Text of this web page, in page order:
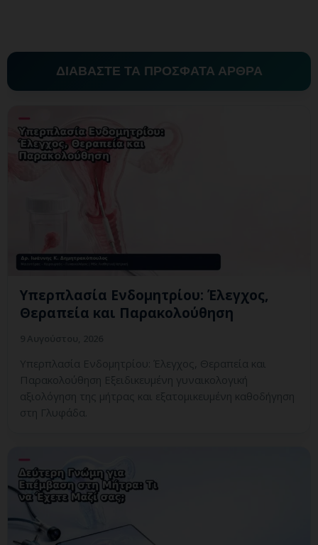
ΔΙΑΒΑΣΤΕ ΤΑ ΠΡΟΣΦΑΤΑ ΑΡΘΡΑ
Υπερπλασία Ενδομητρίου: Έλεγχος,
Θεραπεία και Παρακολούθηση
Υπερπλασία Ενδομητρίου: Έλεγχος, Θεραπεία και
Παρακολούθηση Εξειδικευμένη γυναικολογική
αξιολόγηση της μήτρας και εξατομικευμένη καθοδήγηση
στη Γλυφάδα.